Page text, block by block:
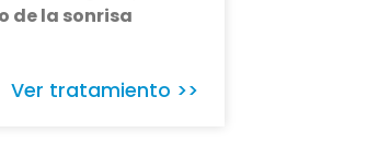
de la sonrisa
Ver tratamiento >>